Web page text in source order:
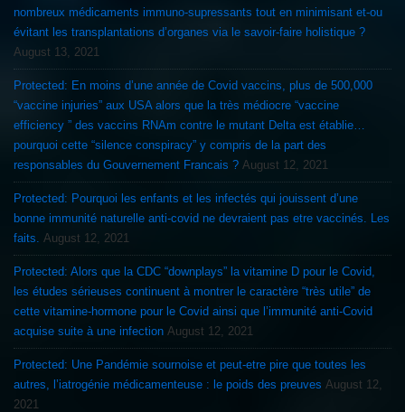
nombreux médicaments immuno-supressants tout en minimisant et-ou
évitant les transplantations d’organes via le savoir-faire holistique ?
August 13, 2021
Protected: En moins d’une année de Covid vaccins, plus de 500,000
“vaccine injuries” aux USA alors que la très médiocre “vaccine
efficiency ” des vaccins RNAm contre le mutant Delta est établie…
pourquoi cette “silence conspiracy” y compris de la part des
responsables du Gouvernement Francais ? August 12, 2021
Protected: Pourquoi les enfants et les infectés qui jouissent d’une
bonne immunité naturelle anti-covid ne devraient pas etre vaccinés. Les
faits.
August 12, 2021
Protected: Alors que la CDC “downplays” la vitamine D pour le Covid,
les études sérieuses continuent à montrer le caractère “très utile” de
cette vitamine-hormone pour le Covid ainsi que l’immunité anti-Covid
acquise suite à une infection August 12, 2021
Protected: Une Pandémie sournoise et peut-etre pire que toutes les
autres, l’iatrogénie médicamenteuse : le poids des preuves August 12,
2021